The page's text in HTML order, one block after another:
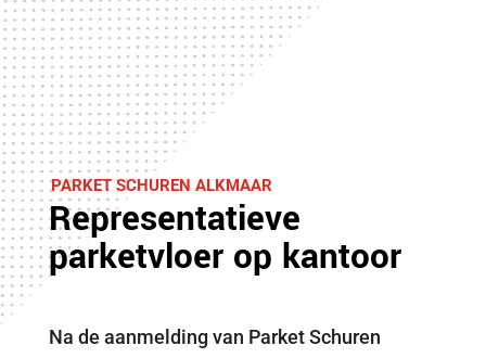
PARKET SCHUREN ALKMAAR
Representatieve
parketvloer op kantoor
Na de aanmelding van Parket Schuren